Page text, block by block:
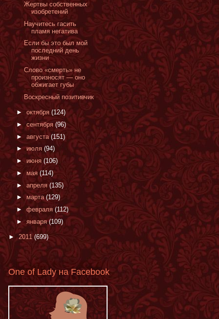
Жертвы собственных
изобретений
Научитесь гасить
пламя негатива
Если бы это был мой
последний день
жизни
Cлово «смерть» не
произносят — оно
обжигает губы
Воскресный позитивчик
► октября (124)
► сентября (96)
► августа(151)
►июля (94)
► июня (106)
► мая (114)
► апреля (135)
► марта(129)
►февраля (112)
► января(109)
►2011 (699)
One of Lady на Facebook